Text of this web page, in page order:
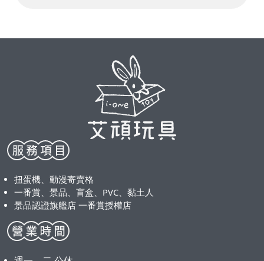
扭蛋機、動漫寄賣格
一番賞、景品、盲盒、PVC、黏土人
景品認證旗艦店 一番賞授權店